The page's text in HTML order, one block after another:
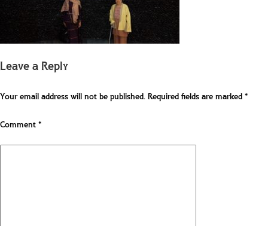
Leave a Reply
Your email address will not be published.Required fields are marked*
Comment*